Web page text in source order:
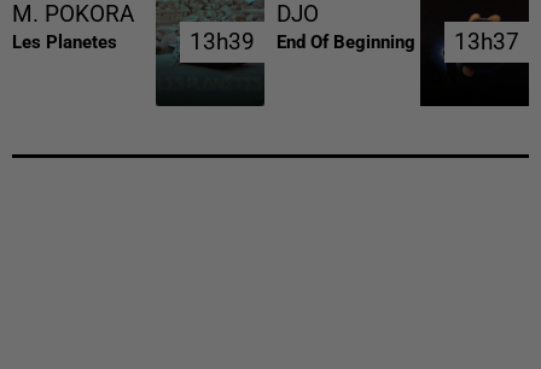
M. POKORA
Les Planetes 13h39
13h39
DJO
End Of Beginning 13h37
13h37